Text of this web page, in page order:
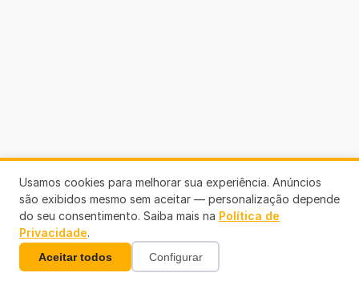
Telefones Úteis
Usamos cookies para melhorar sua experiência. Anúncios
são exibidos mesmo sem aceitar — personalização depende
do seu consentimento. Saiba mais na Política de
Privacidade.
Aceitar todos Configurar